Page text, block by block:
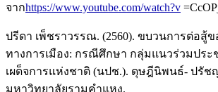
จากhttps://www.youtube.com/watch?v
ปรีดา เพ็ชราวรรณ. (2560). ขบวนการต่อสู้
ทางการเมือง: กรณีศึกษา กลุ่มแนวร่วมประ
เผด็จการแห่งชาติ (นปช.). ดุษฎีนิพนธ์- ปรั
มหาวิทยาลัยรามคำแหง.